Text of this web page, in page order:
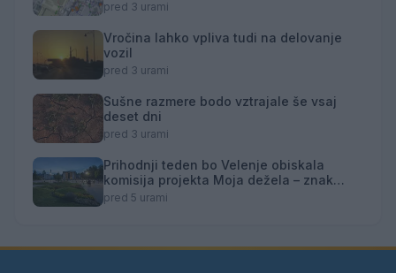
toplotne energije
pred 3 urami
Vročina lahko vpliva tudi na delovanje
vozil
pred 3 urami
Sušne razmere bodo vztrajale še vsaj
deset dni
pred 3 urami
Prihodnji teden bo Velenje obiskala
komisija projekta Moja dežela – znak
gostoljubnosti
pred 5 urami